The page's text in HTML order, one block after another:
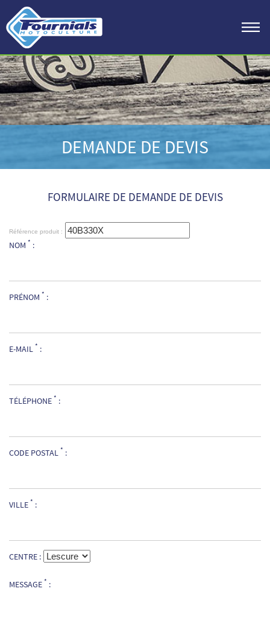
DEMANDE DE DEVIS
FORMULAIRE DE DEMANDE DE DEVIS
Référence produit :
NOM * :
PRÉNOM * :
E-MAIL * :
TÉLÉPHONE * :
CODE POSTAL * :
VILLE * :
CENTRE :
MESSAGE * :